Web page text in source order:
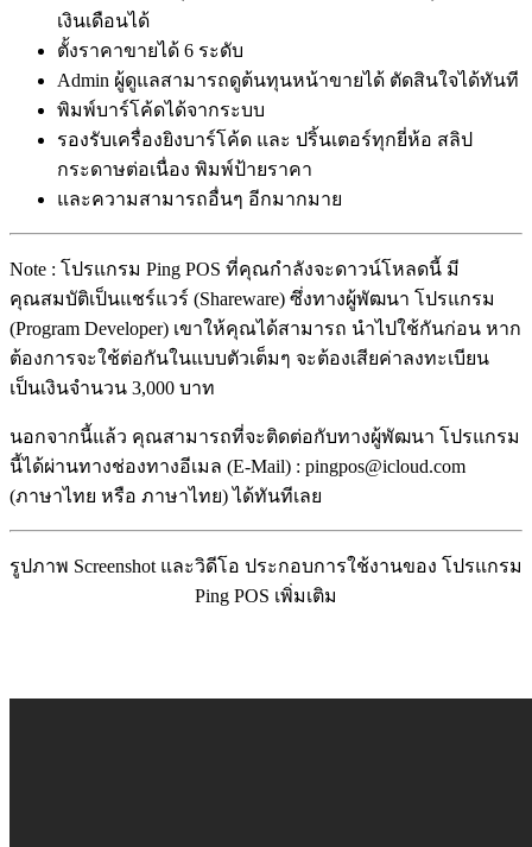
เงินเดือนได้
ตั้งราคาขายได้ 6 ระดับ
Admin ผู้ดูแลสามารถดูต้นทุนหน้าขายได้ ตัดสินใจได้ทันที
พิมพ์บาร์โค้ดได้จากระบบ
รองรับเครื่องยิงบาร์โค้ด และ ปริ้นเตอร์ทุกยี่ห้อ สลิป
กระดาษต่อเนื่อง พิมพ์ป้ายราคา
และความสามารถอื่นๆ อีกมากมาย
Note : โปรแกรม Ping POS ที่คุณกำลังจะดาวน์โหลดนี้ มี
คุณสมบัติเป็นแชร์แวร์ (Shareware) ซึ่งทางผู้พัฒนา โปรแกรม
(Program Developer) เขาให้คุณได้สามารถ นำไปใช้กันก่อน หาก
ต้องการจะใช้ต่อกันในแบบตัวเต็มๆ จะต้องเสียค่าลงทะเบียน
เป็นเงินจำนวน 3,000 บาท
นอกจากนี้แล้ว คุณสามารถที่จะติดต่อกับทางผู้พัฒนา โปรแกรม
นี้ได้ผ่านทางช่องทางอีเมล (E-Mail) : pingpos@icloud.com
(ภาษาไทย หรือ ภาษาไทย) ได้ทันทีเลย
รูปภาพ Screenshot และวิดีโอ ประกอบการใช้งานของ โปรแกรม
Ping POS เพิ่มเติม